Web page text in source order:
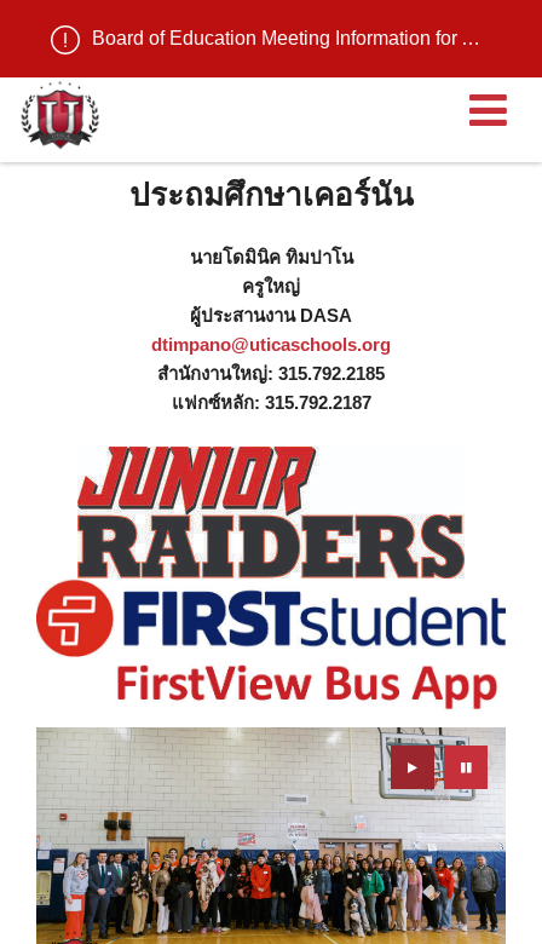
Board of Education Meeting Information for August 11, 2026
เ
ประถมศึกษาเคอร์นัน
นายโดมินิค ทิมปาโน
ครูใหญ่
ผู้ประสานงาน DASA
dtimpano@uticaschools.org
สำนักงานใหญ่: 315.792.2185
แฟกซ์หลัก: 315.792.2187
Play Pause